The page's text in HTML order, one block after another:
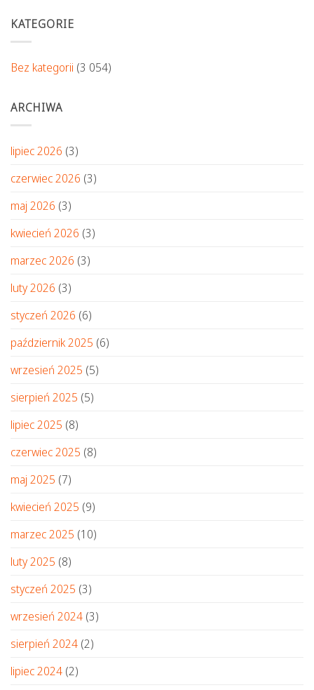
KATEGORIE
Bez kategorii (3 054)
ARCHIWA
lipiec 2026 (3)
czerwiec 2026 (3)
maj 2026 (3)
kwiecień 2026 (3)
marzec 2026 (3)
luty 2026 (3)
styczeń 2026 (6)
październik 2025 (6)
wrzesień 2025 (5)
sierpień 2025 (5)
lipiec 2025 (8)
czerwiec 2025 (8)
maj 2025 (7)
kwiecień 2025 (9)
marzec 2025 (10)
luty 2025 (8)
styczeń 2025 (3)
wrzesień 2024 (3)
sierpień 2024 (2)
lipiec 2024 (2)